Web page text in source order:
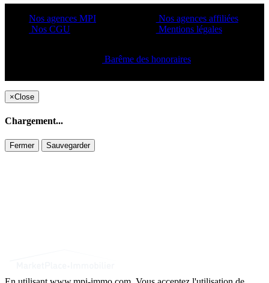
Nos agences MPI
Nos CGU
Nos agences affiliées
Mentions légales
Barême des honoraires
×Close
Chargement...
Fermer Sauvegarder